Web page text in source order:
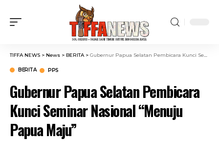
TIFFA NEWS > News > BERITA> Gubernur Papua Selatan Pembicara Kunci Seminar Nasional “Menuju Papua Maju”
BERITA PPS
Gubernur Papua Selatan Pembicara
Kunci Seminar Nasional “Menuju
Papua Maju”